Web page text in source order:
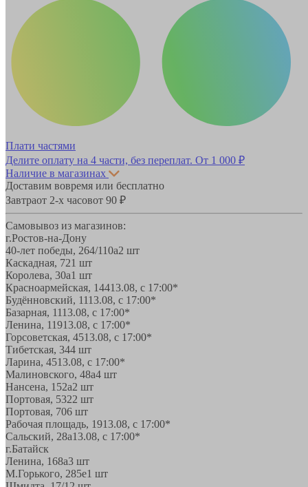
Плати частями
Делите оплату на 4 части, без переплат. От 1 000 ₽
Наличие в магазинах
Доставим вовремя или бесплатно
Завтраот 2-х часовот 90 ₽
Самовывоз из магазинов:
г.Ростов-на-Дону
40-лет победы, 264/110а2 шт
Каскадная, 721 шт
Королева, 30а1 шт
Красноармейская, 14413.08, с 17:00*
Будённовский, 1113.08, с 17:00*
Базарная, 1113.08, с 17:00*
Ленина, 11913.08, с 17:00*
Горсоветская, 4513.08, с 17:00*
Тибетская, 344 шт
Ларина, 4513.08, с 17:00*
Малиновского, 48а4 шт
Нансена, 152а2 шт
Портовая, 5322 шт
Портовая, 706 шт
Рабочая площадь, 1913.08, с 17:00*
Сальский, 28a13.08, с 17:00*
г.Батайск
Ленина, 168а3 шт
М.Горького, 285е1 шт